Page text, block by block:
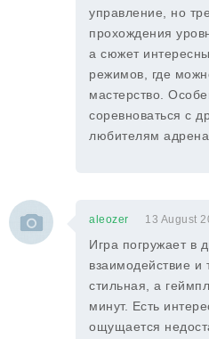
управление, но
прохождения
а сюжет
режимов, где
мастерство.
соревноваться с
любителям
aleozer 13 August
Игра погружает в
взаимодействие и
стильная, а
минут. Есть
ощущается